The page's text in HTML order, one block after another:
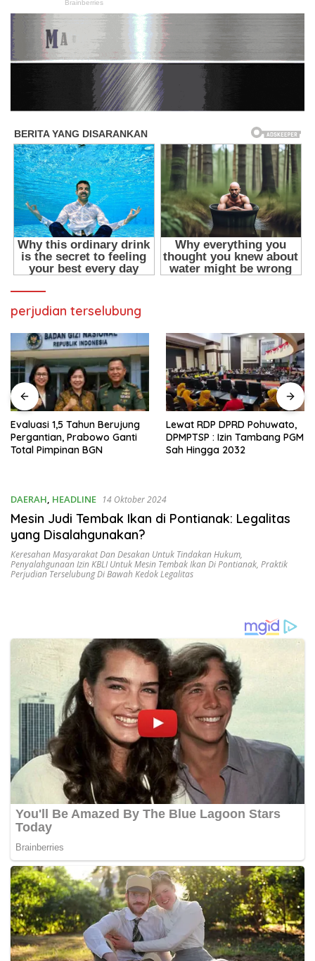
perjudian terselubung
Evaluasi 1,5 Tahun Berujung
Pergantian, Prabowo Ganti
Total Pimpinan BGN
Lewat RDP DPRD Pohuwato,
DPMPTSP : Izin Tambang PGM
Sah Hingga 2032
DAERAH, HEADLINE 14 Oktober 2024
Mesin Judi Tembak Ikan di Pontianak: Legalitas
yang Disalahgunakan?
Keresahan Masyarakat Dan Desakan Untuk Tindakan Hukum,
Penyalahgunaan Izin KBLI Untuk Mesin Tembak Ikan Di Pontianak, Praktik
Perjudian Terselubung Di Bawah Kedok Legalitas